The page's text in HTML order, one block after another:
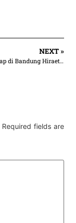
NEXT »
Tukang Rayap di Bandung Hiraethpest | Mulai 30.000/an per m²
Required fields are